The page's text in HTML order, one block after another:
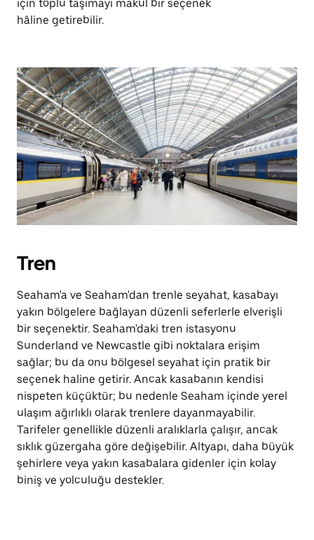
için toplu taşımayı makul bir seçenek
hâline getirebilir.
Tren
Seaham'a ve Seaham'dan trenle seyahat, kasabayı
yakın bölgelere bağlayan düzenli seferlerle elverişli
bir seçenektir. Seaham'daki tren istasyonu
Sunderland ve Newcastle gibi noktalara erişim
sağlar; bu da onu bölgesel seyahat için pratik bir
seçenek haline getirir. Ancak kasabanın kendisi
nispeten küçüktür; bu nedenle Seaham içinde yerel
ulaşım ağırlıklı olarak trenlere dayanmayabilir.
Tarifeler genellikle düzenli aralıklarla çalışır, ancak
sıklık güzergaha göre değişebilir. Altyapı, daha büyük
şehirlere veya yakın kasabalara gidenler için kolay
biniş ve yolculuğu destekler.